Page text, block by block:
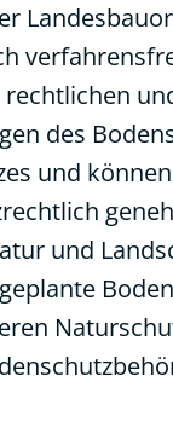
rechtlichen
des
und
und